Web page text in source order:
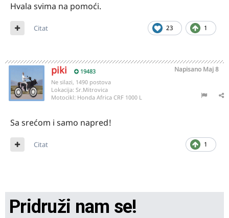
Hvala svima na pomoći.
23 1
Citat
piki 19483 Napisano Maj 8
Ne silazi, 1490 postova
Lokacija: Sr.Mitrovica
Motocikl: Honda Africa CRF 1000 L
Sa srećom i samo napred!
1
Citat
Pridruži nam se!